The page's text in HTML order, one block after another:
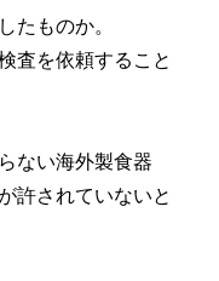
たものか。
査を依頼すること
ない海外製食器
許されていないと